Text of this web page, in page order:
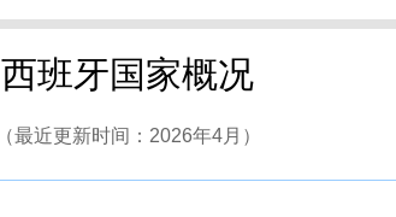
西班牙国家概况
（最近更新时间：2026年4月）